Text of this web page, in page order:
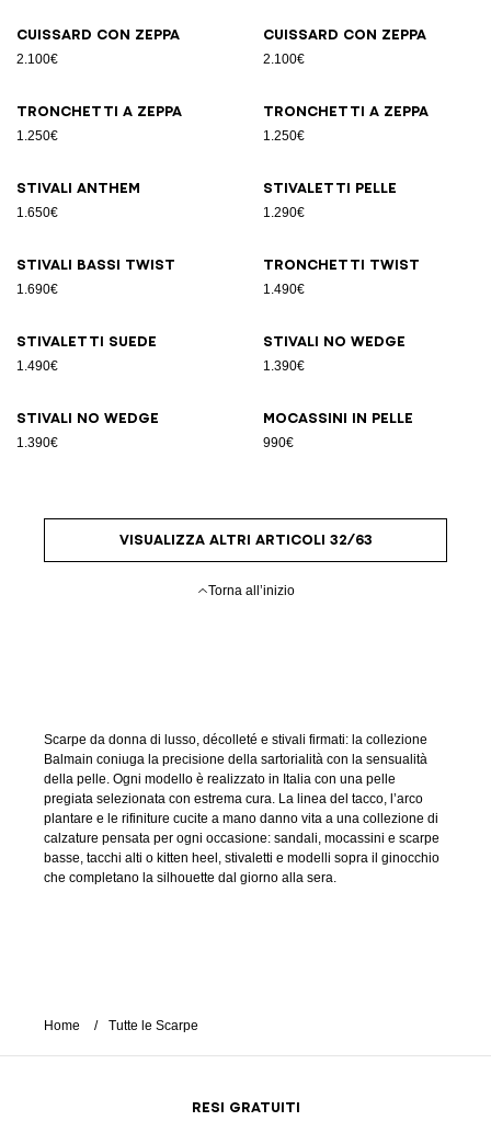
Cuissard con zeppa
2.100€
Cuissard con zeppa
2.100€
Tronchetti a zeppa
1.250€
Tronchetti a zeppa
1.250€
Stivali Anthem
1.650€
Stivaletti pelle
1.290€
Stivali bassi Twist
1.690€
Tronchetti Twist
1.490€
Stivaletti suede
1.490€
Stivali No Wedge
1.390€
Stivali No Wedge
1.390€
Mocassini in pelle
990€
VISUALIZZA ALTRI ARTICOLI 32/63
Torna all’inizio
Scarpe da donna di lusso, décolleté e stivali firmati: la collezione
Balmain coniuga la precisione della sartorialità con la sensualità
della pelle. Ogni modello è realizzato in Italia con una pelle
pregiata selezionata con estrema cura. La linea del tacco, l’arco
plantare e le rifiniture cucite a mano danno vita a una collezione di
calzature pensata per ogni occasione: sandali, mocassini e scarpe
basse, tacchi alti o kitten heel, stivaletti e modelli sopra il ginocchio
che completano la silhouette dal giorno alla sera.
Home Tutte le Scarpe
RESI GRATUITI